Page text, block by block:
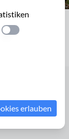
Einstellung
erlauben